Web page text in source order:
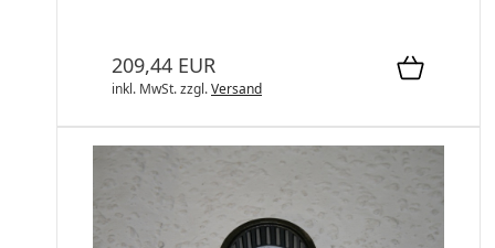
209,44 EUR
inkl. MwSt.zzgl.Versand